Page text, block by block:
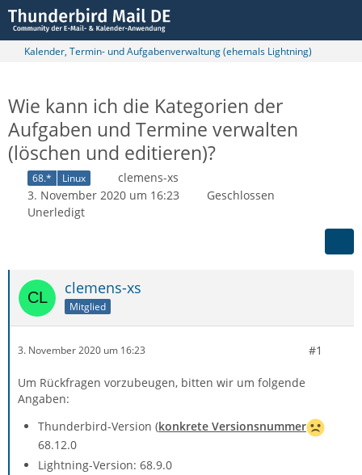
Kalender, Termin- und Aufgabenverwaltung (ehemals Lightning)
Wie kann ich die Kategorien der
Aufgaben und Termine verwalten
(löschen und editieren)?
68.* Linux
clemens-xs
3. November 2020 um 16:23
Geschlossen
Unerledigt
clemens-xs
Mitglied
3. November 2020 um 16:23 #1
Um Rückfragen vorzubeugen, bitten wir um folgende
Angaben:
Thunderbird-Version (konkrete Versionsnummer
68.12.0
Lightning-Version: 68.9.0